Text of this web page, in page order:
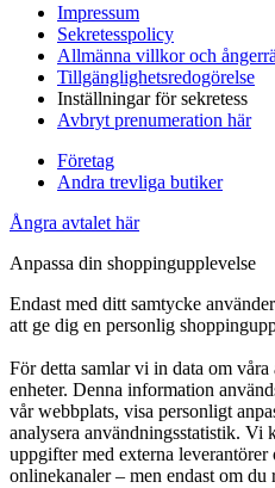
Impressum
Sekretesspolicy
Allmänna villkor och
Tillgänglighetsredogörelse
Inställningar för sekretess
Avbryt prenumeration här
Företag
Andra trevliga butiker
Ångra avtalet här
Anpassa din shoppingupplevelse
Endast med ditt samtycke
att ge dig en personlig
För detta samlar vi in data om våra
enheter. Denna information
vår webbplats, visa personligt
analysera användningsstatistik. Vi
uppgifter med externa
onlinekanaler – men endast om du